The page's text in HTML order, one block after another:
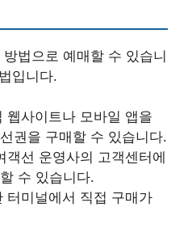
법으로 예매할 수 있습니
입니다.
웹사이트나 모바일 앱을
권을 구매할 수 있습니다.
객선 운영사의 고객센터에
수 있습니다.
터미널에서 직접 구매가